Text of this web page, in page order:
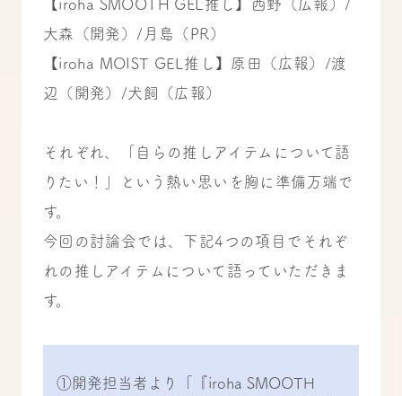
【iroha SMOOTH GEL推し】西野（広報）/
大森（開発）/月島（PR）
【iroha MOIST GEL推し】原田（広報）/渡
辺（開発）/犬飼（広報）
それぞれ、「自らの推しアイテムについて語
りたい！」という熱い思いを胸に準備万端で
す。
今回の討論会では、下記4つの項目でそれぞ
れの推しアイテムについて語っていただきま
す。
①開発担当者より「『iroha SMOOTH